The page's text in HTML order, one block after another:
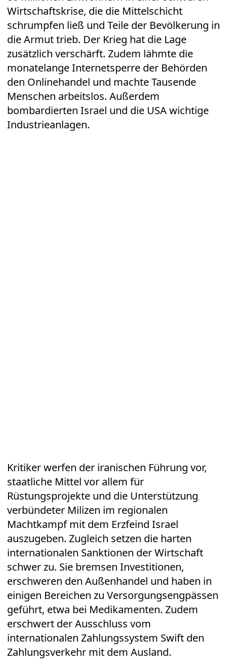
Wirtschaftskrise, die die Mittelschicht
schrumpfen ließ und Teile der Bevölkerung in
die Armut trieb. Der Krieg hat die Lage
zusätzlich verschärft. Zudem lähmte die
monatelange Internetsperre der Behörden
den Onlinehandel und machte Tausende
Menschen arbeitslos. Außerdem
bombardierten Israel und die USA wichtige
Industrieanlagen.
Kritiker werfen der iranischen Führung vor,
staatliche Mittel vor allem für
Rüstungsprojekte und die Unterstützung
verbündeter Milizen im regionalen
Machtkampf mit dem Erzfeind Israel
auszugeben. Zugleich setzen die harten
internationalen Sanktionen der Wirtschaft
schwer zu. Sie bremsen Investitionen,
erschweren den Außenhandel und haben in
einigen Bereichen zu Versorgungsengpässen
geführt, etwa bei Medikamenten. Zudem
erschwert der Ausschluss vom
internationalen Zahlungssystem Swift den
Zahlungsverkehr mit dem Ausland.